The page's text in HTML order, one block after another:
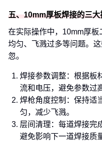
五、10mm厚板焊接的三大
在实际操作中，10mm厚
均匀、飞溅过多等问题。
忽。
焊接参数调整：根据板
流和电压，避免参数过
焊枪角度控制：保持适
匀，减少飞溅。
层间清理：每道焊接完
避免影响下一道焊接质